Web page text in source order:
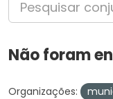
Não foram
Organizações: